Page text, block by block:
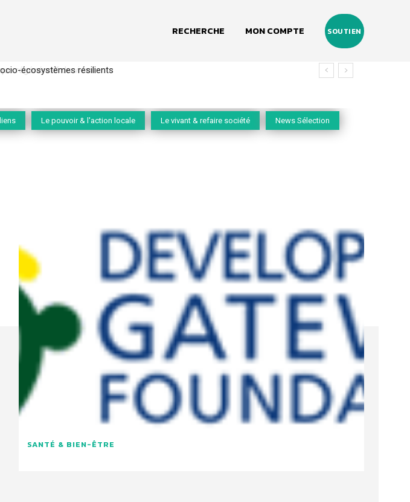
RECHERCHE MON COMPTE SOUTIEN
régénératif du vivant …
Le pouvoir & l'action locale Le vivant & refaire société News Sélection
SANTÉ & BIEN-ÊTRE